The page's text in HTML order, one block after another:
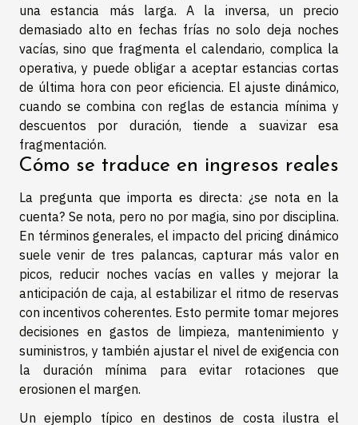
una estancia más larga. A la inversa, un precio
demasiado alto en fechas frías no solo deja noches
vacías, sino que fragmenta el calendario, complica la
operativa, y puede obligar a aceptar estancias cortas
de última hora con peor eficiencia. El ajuste dinámico,
cuando se combina con reglas de estancia mínima y
descuentos por duración, tiende a suavizar esa
fragmentación.
Cómo se traduce en ingresos reales
La pregunta que importa es directa: ¿se nota en la
cuenta? Se nota, pero no por magia, sino por disciplina.
En términos generales, el impacto del pricing dinámico
suele venir de tres palancas, capturar más valor en
picos, reducir noches vacías en valles y mejorar la
anticipación de caja, al estabilizar el ritmo de reservas
con incentivos coherentes. Esto permite tomar mejores
decisiones en gastos de limpieza, mantenimiento y
suministros, y también ajustar el nivel de exigencia con
la duración mínima para evitar rotaciones que
erosionen el margen.
Un ejemplo típico en destinos de costa ilustra el